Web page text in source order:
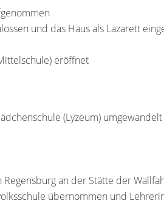
und das Haus als Lazarett
eröffnet
(Lyzeum) umgewandelt
an der Stätte der
übernommen und